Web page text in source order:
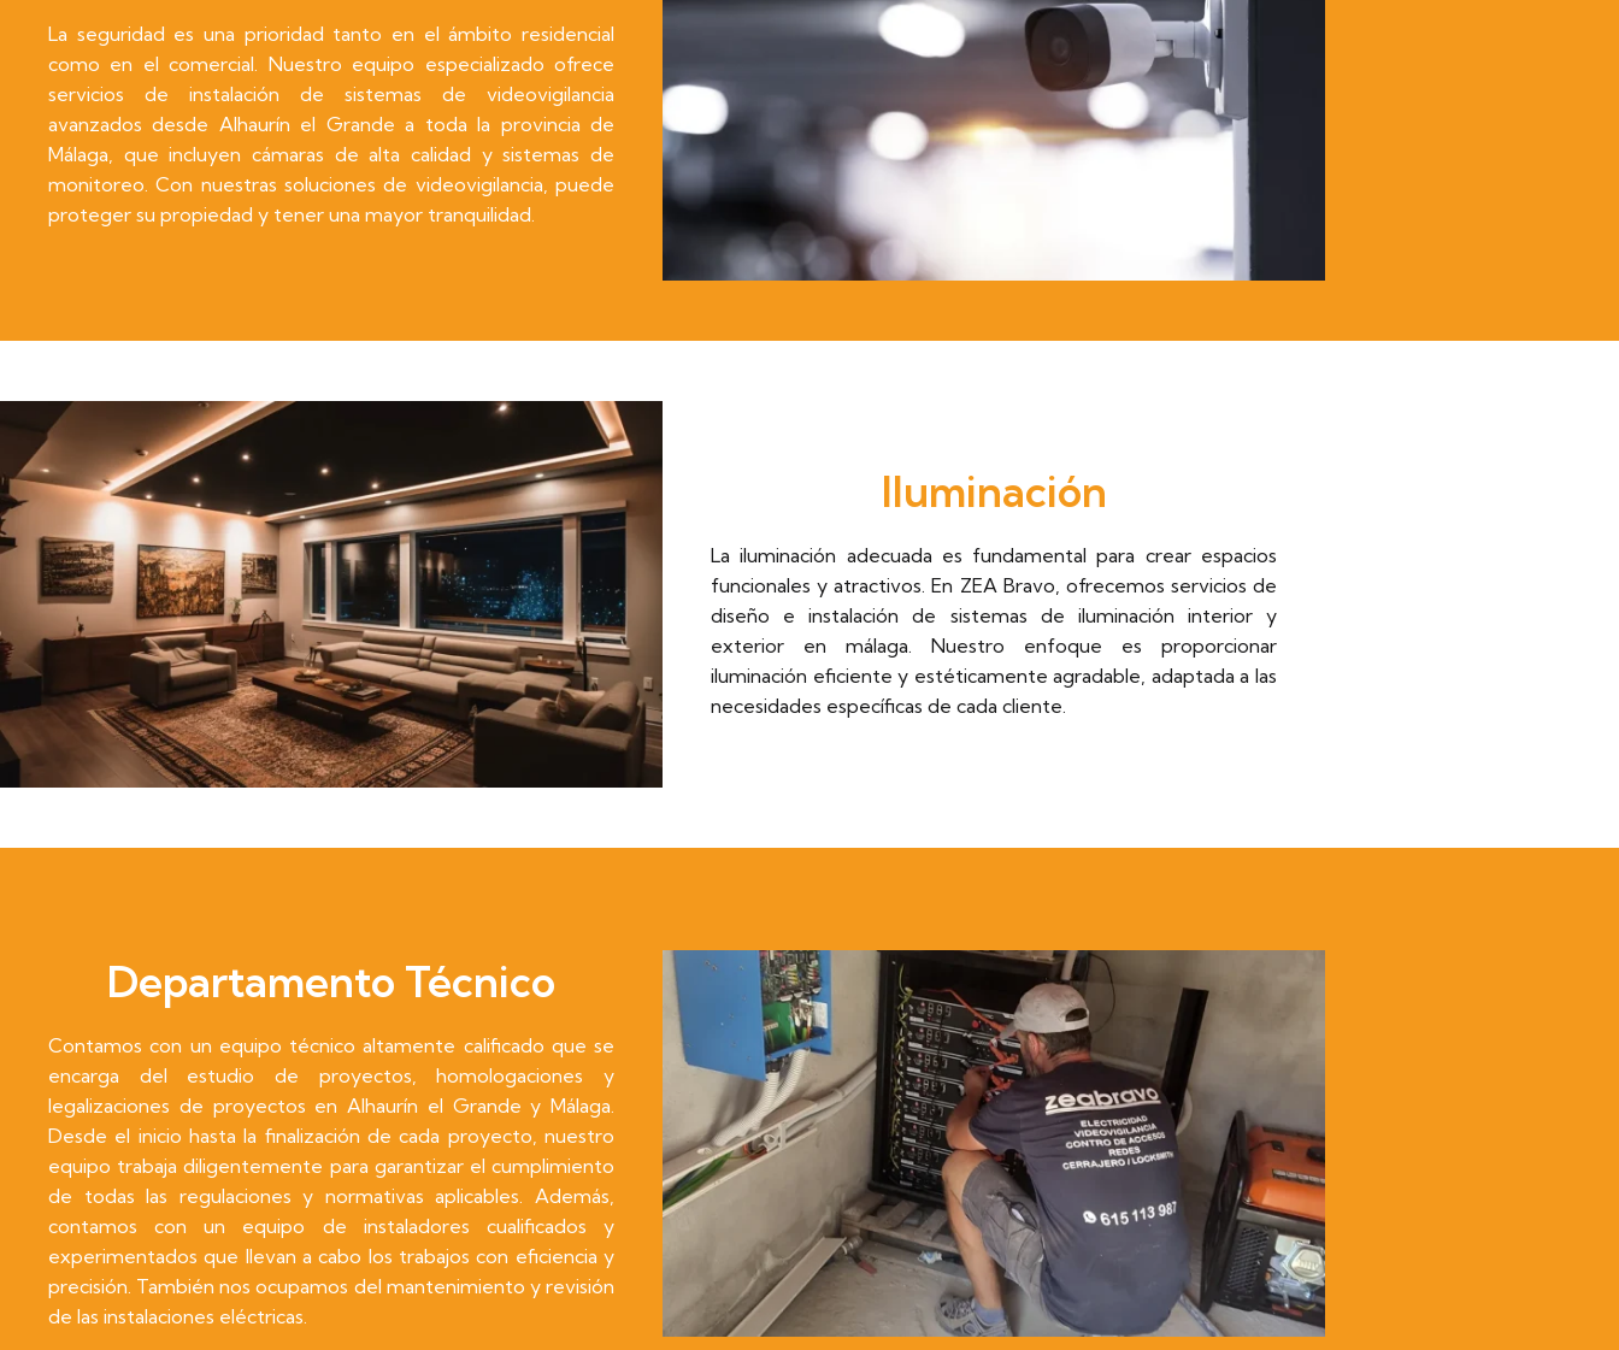
La seguridad es una prioridad tanto en el ámbito residencial
como en el comercial. Nuestro equipo especializado ofrece
servicios de instalación de sistemas de videovigilancia
avanzados desde Alhaurín el Grande a toda la provincia de
Málaga, que incluyen cámaras de alta calidad y sistemas de
monitoreo. Con nuestras soluciones de videovigilancia, puede
proteger su propiedad y tener una mayor tranquilidad.
Iluminación
La iluminación adecuada es fundamental para crear espacios
funcionales y atractivos. En ZEA Bravo, ofrecemos servicios de
diseño e instalación de sistemas de iluminación interior y
exterior en málaga. Nuestro enfoque es proporcionar
iluminación eficiente y estéticamente agradable, adaptada a las
necesidades específicas de cada cliente.
Departamento Técnico
Contamos con un equipo técnico altamente calificado que se
encarga del estudio de proyectos, homologaciones y
legalizaciones de proyectos en Alhaurín el Grande y Málaga.
Desde el inicio hasta la finalización de cada proyecto, nuestro
equipo trabaja diligentemente para garantizar el cumplimiento
de todas las regulaciones y normativas aplicables. Además,
contamos con un equipo de instaladores cualificados y
experimentados que llevan a cabo los trabajos con eficiencia y
precisión. También nos ocupamos del mantenimiento y revisión
de las instalaciones eléctricas.